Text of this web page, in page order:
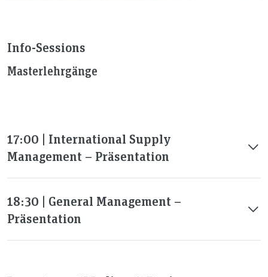
Info-Sessions
Masterlehrgänge
17:00 | International Supply
Management – Präsentation
18:30 | General Management –
Präsentation